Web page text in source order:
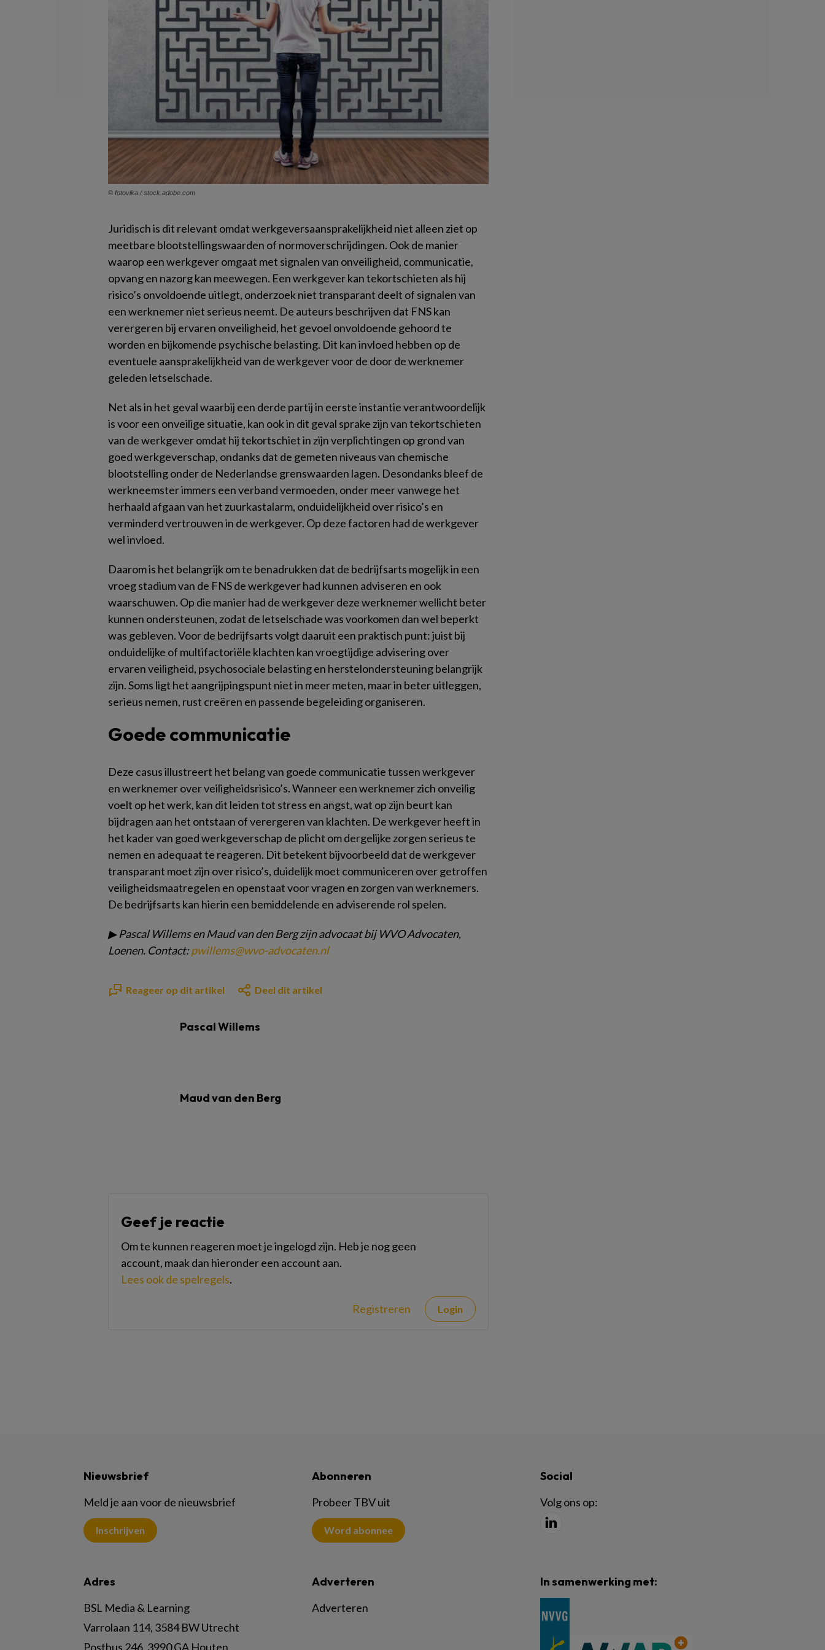
© fotovika / stock.adobe.com
Juridisch is dit relevant omdat werkgeversaansprakelijkheid niet alleen ziet op
meetbare blootstellingswaarden of normoverschrijdingen. Ook de manier
waarop een werkgever omgaat met signalen van onveiligheid, communicatie,
opvang en nazorg kan meewegen. Een werkgever kan tekortschieten als hij
risico’s onvoldoende uitlegt, onderzoek niet transparant deelt of signalen van
een werknemer niet serieus neemt. De auteurs beschrijven dat FNS kan
verergeren bij ervaren onveiligheid, het gevoel onvoldoende gehoord te
worden en bijkomende psychische belasting. Dit kan invloed hebben op de
eventuele aansprakelijkheid van de werkgever voor de door de werknemer
geleden letselschade.
Net als in het geval waarbij een derde partij in eerste instantie verantwoordelijk
is voor een onveilige situatie, kan ook in dit geval sprake zijn van tekortschieten
van de werkgever omdat hij tekortschiet in zijn verplichtingen op grond van
goed werkgeverschap, ondanks dat de gemeten niveaus van chemische
blootstelling onder de Nederlandse grenswaarden lagen. Desondanks bleef de
werkneemster immers een verband vermoeden, onder meer vanwege het
herhaald afgaan van het zuurkastalarm, onduidelijkheid over risico’s en
verminderd vertrouwen in de werkgever. Op deze factoren had de werkgever
wel invloed.
Daarom is het belangrijk om te benadrukken dat de bedrijfsarts mogelijk in een
vroeg stadium van de FNS de werkgever had kunnen adviseren en ook
waarschuwen. Op die manier had de werkgever deze werknemer wellicht beter
kunnen ondersteunen, zodat de letselschade was voorkomen dan wel beperkt
was gebleven. Voor de bedrijfsarts volgt daaruit een praktisch punt: juist bij
onduidelijke of multifactoriële klachten kan vroegtijdige advisering over
ervaren veiligheid, psychosociale belasting en herstelondersteuning belangrijk
zijn. Soms ligt het aangrijpingspunt niet in meer meten, maar in beter uitleggen,
serieus nemen, rust creëren en passende begeleiding organiseren.
Goede communicatie
Deze casus illustreert het belang van goede communicatie tussen werkgever
en werknemer over veiligheidsrisico’s. Wanneer een werknemer zich onveilig
voelt op het werk, kan dit leiden tot stress en angst, wat op zijn beurt kan
bijdragen aan het ontstaan of verergeren van klachten. De werkgever heeft in
het kader van goed werkgeverschap de plicht om dergelijke zorgen serieus te
nemen en adequaat te reageren. Dit betekent bijvoorbeeld dat de werkgever
transparant moet zijn over risico’s, duidelijk moet communiceren over getroffen
veiligheidsmaatregelen en openstaat voor vragen en zorgen van werknemers.
De bedrijfsarts kan hierin een bemiddelende en adviserende rol spelen.
▶Pascal Willems enMaud van den Bergzijn advocaat bijWVO Advocaten,
Loenen. Contact:pwillems@wvo-advocaten.nl
Reageer op dit artikel Deel dit artikel
Pascal Willems
Maud van den Berg
Geef je reactie
Om te kunnen reageren moet je ingelogd zijn. Heb je nog geen
account, maak dan hieronder een account aan.
Lees ook de spelregels.
Registreren Login
Nieuwsbrief
Meld je aan voor de nieuwsbrief
Inschrijven
Abonneren
Probeer TBV uit
Word abonnee
Social
Volg ons op:
Adres
BSL Media & Learning
Varrolaan 114, 3584 BW Utrecht
Postbus 246, 3990 GA Houten
Adverteren
Adverteren
In samenwerking met: